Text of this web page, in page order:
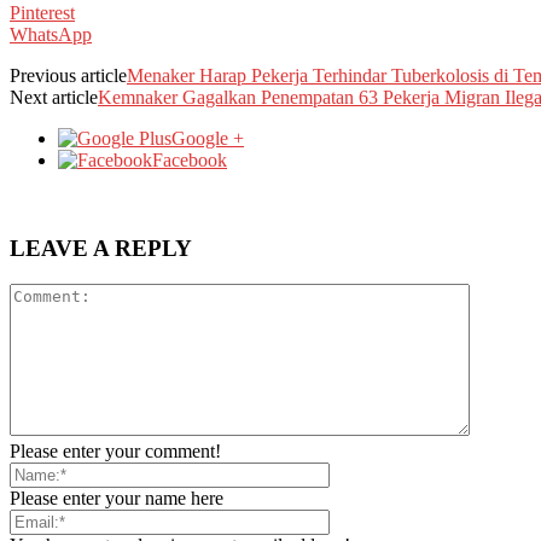
Pinterest
WhatsApp
Previous articleMenaker Harap Pekerja Terhindar Tuberkolosis di
Next articleKemnaker Gagalkan Penempatan 63 Pekerja Migran
Google +
Facebook
LEAVE A REPLY
Please enter your comment!
Please enter your name here